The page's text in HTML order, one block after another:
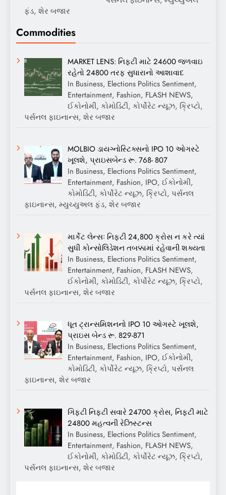
ફંડ, શેર બજાર
Commodities
MARKET LENS: નિફ્ટી માટે 24600 જળવાઇ
રહેતો 24800 તરફ સુધારાનો આશાવાદ
In Business, Elections Politics Sentiment,
Entertainment, Fashion, FLASH NEWS,
ઈકોનોમી, કોમોડિટી, કોર્પોરેટ ન્યૂઝ, ક્રિપ્ટો,
પર્સનલ ફાઇનાન્સ, શેર બજાર
MOLBIO ડાયગ્નોસ્ટિક્સનો IPO 10 ઓગસ્ટે
ખૂલશે, પ્રાઇસબેન્ડ રૂ. 768- 807
In Business, Elections Politics Sentiment,
Entertainment, Fashion, IPO, ઈકોનોમી,
કોમોડિટી, કોર્પોરેટ ન્યૂઝ, ક્રિપ્ટો, પર્સનલ
ફાઇનાન્સ, મ્યુચ્યુઅલ ફંડ, શેર બજાર
માર્કેટ લેન્સઃ નિફ્ટી 24,800 ક્રોસ ન કરે ત્યાં
સુધી કોન્સોલિડેશન તબક્કામાં રહેવાની શક્યતા
In Business, Elections Politics Sentiment,
Entertainment, Fashion, FLASH NEWS,
ઈકોનોમી, કોમોડિટી, કોર્પોરેટ ન્યૂઝ, ક્રિપ્ટો,
પર્સનલ ફાઇનાન્સ, શેર બજાર
ધૂત ટ્રાન્સમિશનનો IPO 10 ઓગસ્ટે ખૂલશે,
પ્રાઇસ બેન્ડ રૂ. 829-871
In Business, Elections Politics Sentiment,
Entertainment, Fashion, IPO, ઈકોનોમી,
કોમોડિટી, કોર્પોરેટ ન્યૂઝ, ક્રિપ્ટો, પર્સનલ
ફાઇનાન્સ, શેર બજાર
ગિફ્ટી નિફ્ટી સવારે 24700 ક્રોસ, નિફ્ટી માટે
24800 મહત્વની રેઝિસ્ટન્સ
In Business, Elections Politics Sentiment,
Entertainment, Fashion, FLASH NEWS,
ઈકોનોમી, કોમોડિટી, કોર્પોરેટ ન્યૂઝ, ક્રિપ્ટો,
પર્સનલ ફાઇનાન્સ, શેર બજાર